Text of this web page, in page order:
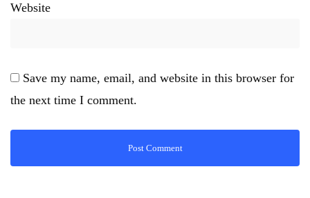
Website
Save my name, email, and website in this browser for
the next time I comment.